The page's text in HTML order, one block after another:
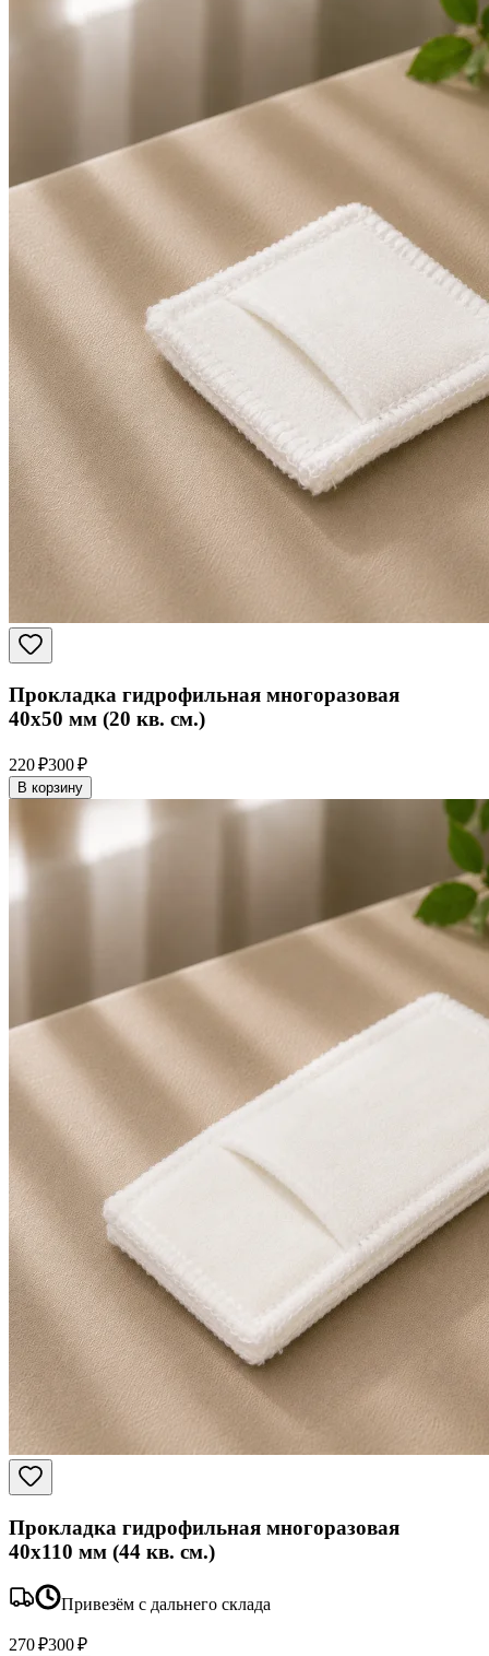
Прокладка гидрофильная многоразовая
40x50 мм (20 кв. см.)
220 ₽300 ₽
В корзину
Прокладка гидрофильная многоразовая
40x110 мм (44 кв. см.)
Привезём с дальнего склада
270 ₽300 ₽